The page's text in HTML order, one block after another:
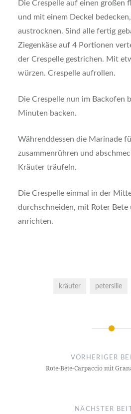
Die Crespelle auf einen großen
und mit einem Deckel
austrocknen. Sind alle fertig
Ziegenkäse auf 4 Portionen
der Crespelle gestrichen. Mit
würzen. Crespelle aufrollen.
Die Crespelle nun im Backofen
Minuten backen.
Währenddessen die Marinade
zusammenrühren und
Kräuter träufeln.
Die Crespelle einmal in der
durchschneiden, mit Roter Bete
anrichten.
kräuter petersilie
Beitragsnavigation
VORHERIGER
Rote-Bete-Carpaccio mit
NÄCHSTER